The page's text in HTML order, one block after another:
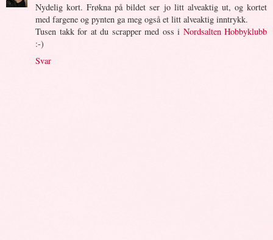
Nydelig kort. Frøkna på bildet ser jo litt alveaktig ut, og kortet
med fargene og pynten ga meg også et litt alveaktig inntrykk.
Tusen takk for at du scrapper med oss i Nordsalten Hobbyklubb
:-)
Svar